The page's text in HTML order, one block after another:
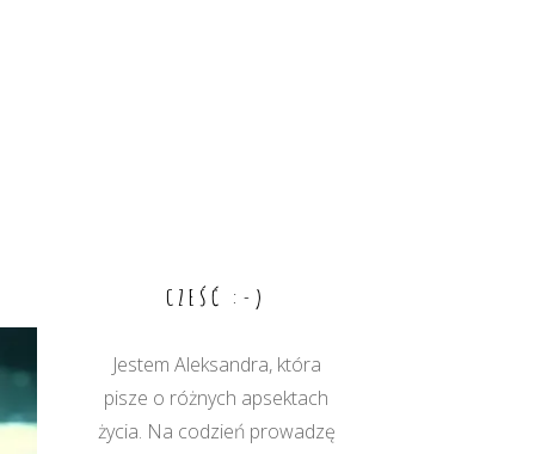
CZEŚĆ :-)
Jestem Aleksandra, która
pisze o różnych apsektach
życia. Na codzień prowadzę